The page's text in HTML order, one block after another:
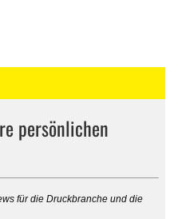
persönlichen
für die Druckbranche und die